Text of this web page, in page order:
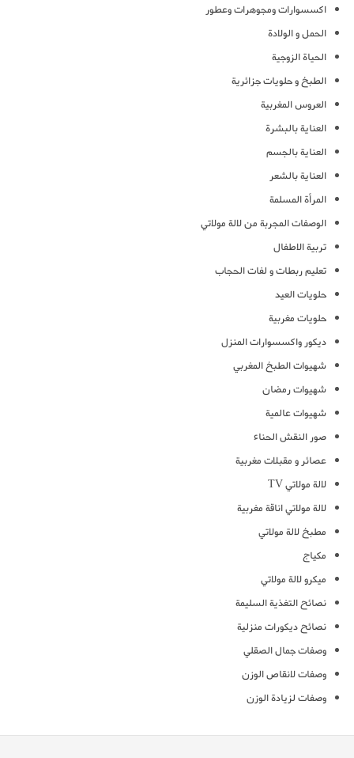
اكسسوارات ومجوهرات وعطور
الحمل و الولادة
الحياة الزوجية
الطبخ و حلويات جزائرية
العروس المغربية
العناية بالبشرة
العناية بالجسم
العناية بالشعر
المرأة المسلمة
الوصفات المجربة من لالة مولاتي
تربية الاطفال
تعليم ربطات و لفات الحجاب
حلويات العيد
حلويات مغربية
ديكور واكسسوارات المنزل
شهيوات الطبخ المغربي
شهيوات رمضان
شهيوات عالمية
صور النقش الحناء
عصائر و مقبلات مغربية
لالة مولاتي TV
لالة مولاتي اناقة مغربية
مطبخ لالة مولاتي
مكياج
ميكرو لالة مولاتي
نصائح التغذية السليمة
نصائح ديكورات منزلية
وصفات جمال الصقلي
وصفات لانقاص الوزن
وصفات لزيادة الوزن